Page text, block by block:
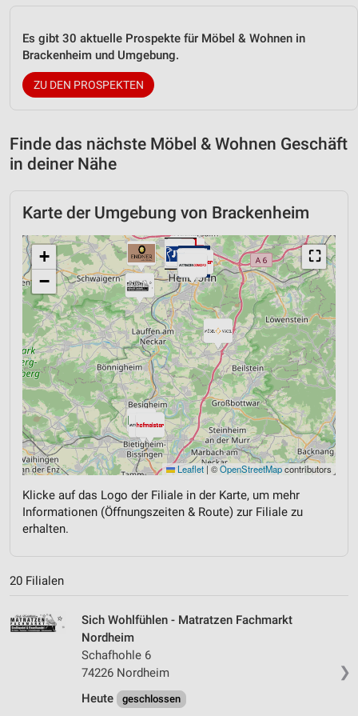
Es gibt 30 aktuelle Prospekte für Möbel & Wohnen in
Brackenheim und Umgebung.
ZU DEN PROSPEKTEN
Finde das nächste Möbel & Wohnen Geschäft
in deiner Nähe
Karte der Umgebung von Brackenheim
⛶
+
−
Leaflet |©OpenStreetMapcontributors
Klicke auf das Logo der Filiale in der Karte, um mehr
Informationen (Öffnungszeiten & Route) zur Filiale zu
erhalten.
20 Filialen
❯
Sich Wohlfühlen - Matratzen Fachmarkt
Nordheim
Schafhohle 6
74226 Nordheim
Heute
geschlossen